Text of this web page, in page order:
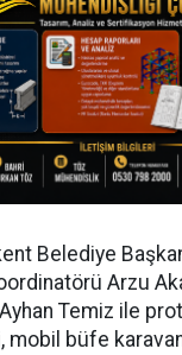
Belediye
Arzu
Temiz ile
mobil büfe